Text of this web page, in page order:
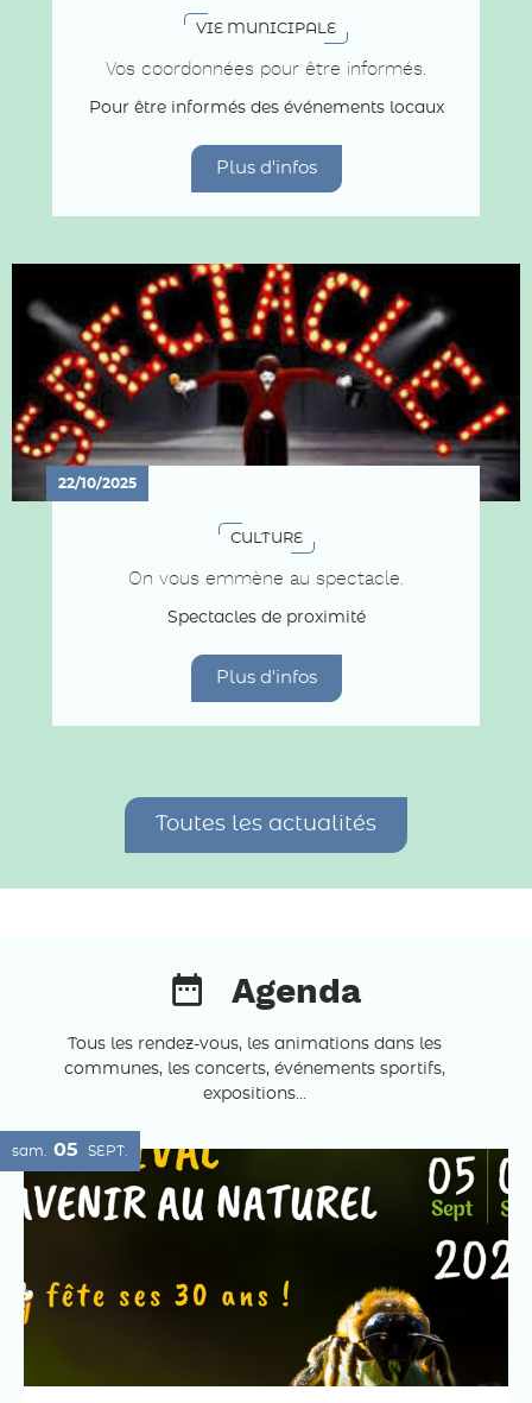
VIE MUNICIPALE
Vos coordonnées pour être informés.
Pour être informés des événements locaux
Plus d'infos
22/10/2025
CULTURE
On vous emmène au spectacle.
Spectacles de proximité
Plus d'infos
Toutes les actualités
Agenda
Tous les rendez-vous, les animations dans les
communes, les concerts, événements sportifs,
expositions...
sam. 05 SEPT.